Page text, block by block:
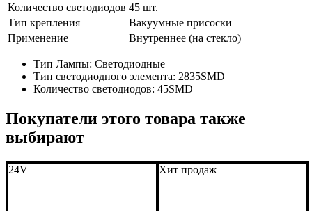
Количество светодиодов 45 шт.
Тип крепления
Вакуумные присоски
Применение
Внутреннее (на стекло)
Тип Лампы: Светодиодные
Тип светодиодного элемента: 2835SMD
Количество светодиодов: 45SMD
Покупатели этого товара также
выбирают
24V Хит продаж